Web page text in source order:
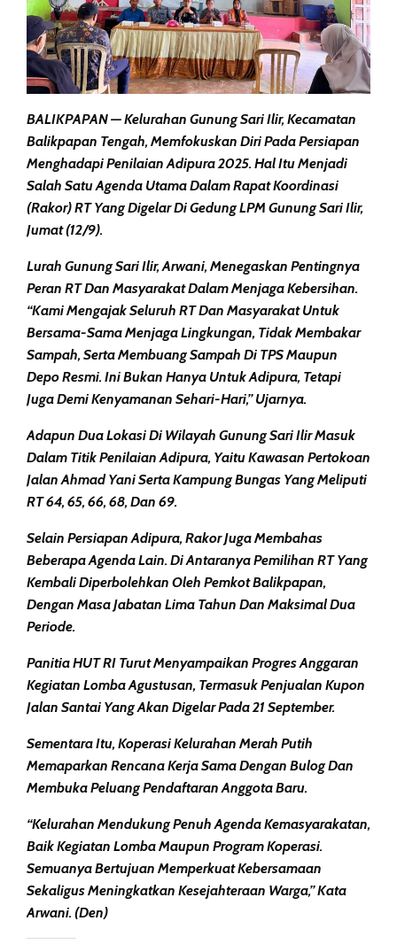
BALIKPAPAN — Kelurahan Gunung Sari Ilir, Kecamatan
Balikpapan Tengah, Memfokuskan Diri Pada Persiapan
Menghadapi Penilaian Adipura 2025. Hal Itu Menjadi
Salah Satu Agenda Utama Dalam Rapat Koordinasi
(Rakor) RT Yang Digelar Di Gedung LPM Gunung Sari Ilir,
Jumat (12/9).
Lurah Gunung Sari Ilir, Arwani, Menegaskan Pentingnya
Peran RT Dan Masyarakat Dalam Menjaga Kebersihan.
“Kami Mengajak Seluruh RT Dan Masyarakat Untuk
Bersama-Sama Menjaga Lingkungan, Tidak Membakar
Sampah, Serta Membuang Sampah Di TPS Maupun
Depo Resmi. Ini Bukan Hanya Untuk Adipura, Tetapi
Juga Demi Kenyamanan Sehari-Hari,” Ujarnya.
Adapun Dua Lokasi Di Wilayah Gunung Sari Ilir Masuk
Dalam Titik Penilaian Adipura, Yaitu Kawasan Pertokoan
Jalan Ahmad Yani Serta Kampung Bungas Yang Meliputi
RT 64, 65, 66, 68, Dan 69.
Selain Persiapan Adipura, Rakor Juga Membahas
Beberapa Agenda Lain. Di Antaranya Pemilihan RT Yang
Kembali Diperbolehkan Oleh Pemkot Balikpapan,
Dengan Masa Jabatan Lima Tahun Dan Maksimal Dua
Periode.
Panitia HUT RI Turut Menyampaikan Progres Anggaran
Kegiatan Lomba Agustusan, Termasuk Penjualan Kupon
Jalan Santai Yang Akan Digelar Pada 21 September.
Sementara Itu, Koperasi Kelurahan Merah Putih
Memaparkan Rencana Kerja Sama Dengan Bulog Dan
Membuka Peluang Pendaftaran Anggota Baru.
“Kelurahan Mendukung Penuh Agenda Kemasyarakatan,
Baik Kegiatan Lomba Maupun Program Koperasi.
Semuanya Bertujuan Memperkuat Kebersamaan
Sekaligus Meningkatkan Kesejahteraan Warga,” Kata
Arwani. (Den)